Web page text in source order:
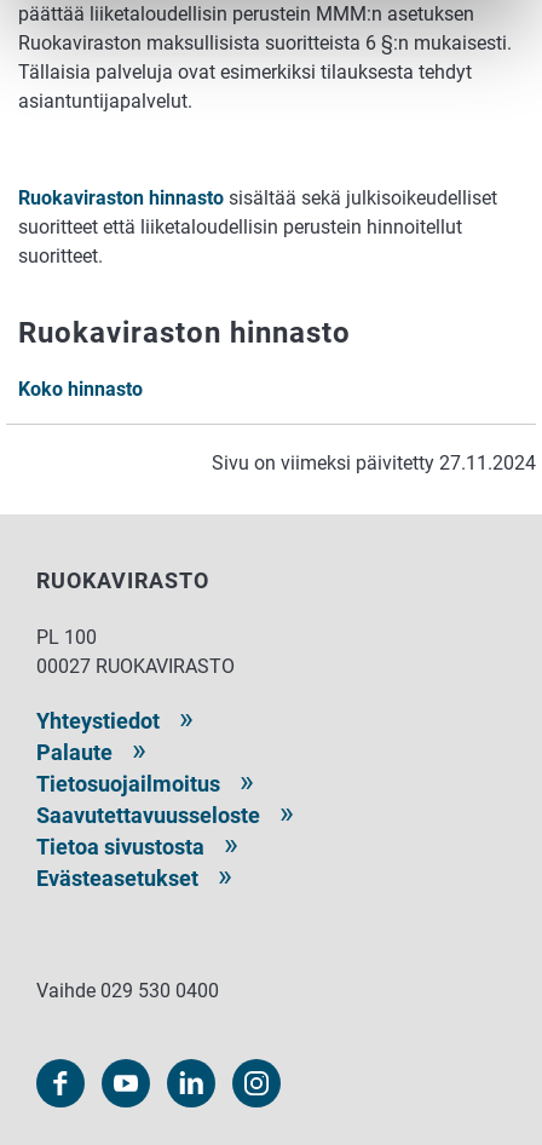
päättää liiketaloudellisin perustein MMM:n asetuksen
Ruokaviraston maksullisista suoritteista 6 §:n mukaisesti.
Tällaisia palveluja ovat esimerkiksi tilauksesta tehdyt
asiantuntijapalvelut.
Ruokaviraston hinnasto sisältää sekä julkisoikeudelliset
suoritteet että liiketaloudellisin perustein hinnoitellut
suoritteet.
Ruokaviraston hinnasto
Koko hinnasto
Sivu on viimeksi päivitetty 27.11.2024
RUOKAVIRASTO
PL 100
00027 RUOKAVIRASTO
Yhteystiedot
Palaute
Tietosuojailmoitus
Saavutettavuusseloste
Tietoa sivustosta
Evästeasetukset
Vaihde 029 530 0400